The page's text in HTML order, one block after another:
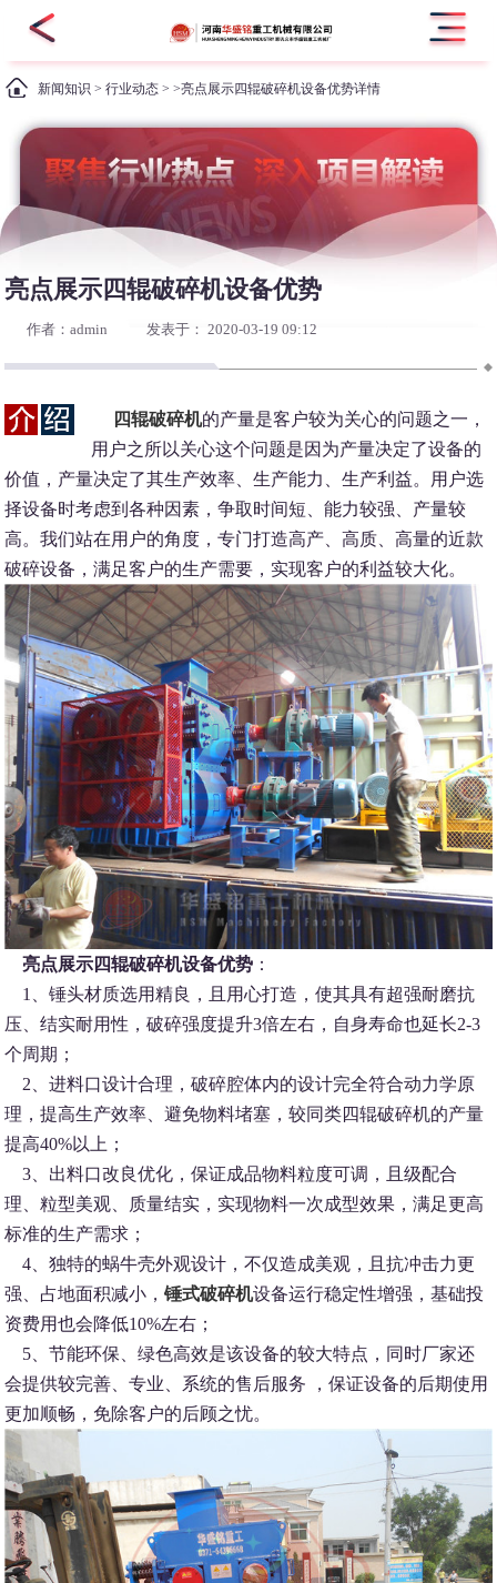
新闻知识 >行业动态 > >亮点展示四辊破碎机设备优势详情
亮点展示四辊破碎机设备优势
作者：admin 发表于： 2020-03-19 09:12
四辊破碎机的产量是客户较为关心的问题之一，
用户之所以关心这个问题是因为产量决定了设备的
价值，产量决定了其生产效率、生产能力、生产利益。用户选
择设备时考虑到各种因素，争取时间短、能力较强、产量较
高。我们站在用户的角度，专门打造高产、高质、高量的近款
破碎设备，满足客户的生产需要，实现客户的利益较大化。
亮点展示四辊破碎机设备优势 ：
1、锤头材质选用精良，且用心打造，使其具有超强耐磨抗
压、结实耐用性，破碎强度提升3倍左右，自身寿命也延长2-3
个周期；
2、进料口设计合理，破碎腔体内的设计完全符合动力学原
理，提高生产效率、避免物料堵塞，较同类四辊破碎机的产量
提高40%以上；
3、出料口改良优化，保证成品物料粒度可调，且级配合
理、粒型美观、质量结实，实现物料一次成型效果，满足更高
标准的生产需求；
4、独特的蜗牛壳外观设计，不仅造成美观，且抗冲击力更
强、占地面积减小，锤式破碎机设备运行稳定性增强，基础投
资费用也会降低10%左右；
5、节能环保、绿色高效是该设备的较大特点，同时厂家还
会提供较完善、专业、系统的售后服务 ，保证设备的后期使用
更加顺畅，免除客户的后顾之忧。